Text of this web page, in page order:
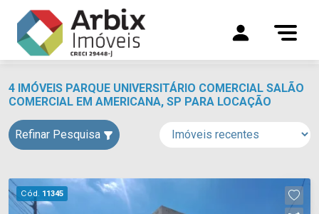
4 IMÓVEIS PARQUE UNIVERSITÁRIO COMERCIAL SALÃO
COMERCIAL EM AMERICANA, SP PARA LOCAÇÃO
Refinar Pesquisa
Cód. 11345